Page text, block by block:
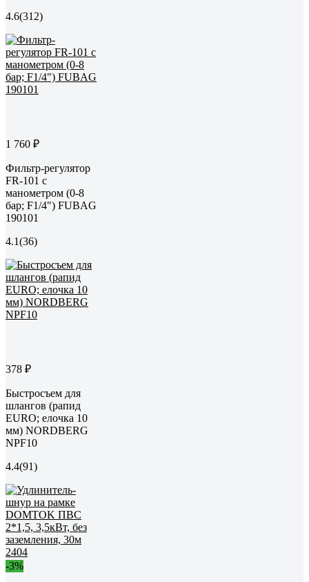
4.6(312)
1 760 ₽
Фильтр-регулятор
FR-101 с
манометром (0-8
бар; F1/4") FUBAG
190101
4.1(36)
378 ₽
Быстросъем для
шлангов (рапид
EURO; елочка 10
мм) NORDBERG
NPF10
4.4(91)
-3%